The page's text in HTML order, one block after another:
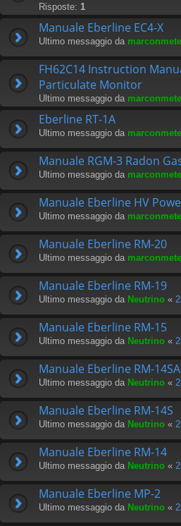
Risposte: 1
Manuale Eberline EC4-X
Ultimo messaggio da
FH62C14 Instruction
Particulate Monitor
Ultimo messaggio da
Eberline RT-1A
Ultimo messaggio da
Manuale RGM-3 Radon
Ultimo messaggio da
Manuale Eberline HV
Ultimo messaggio da
Manuale Eberline RM-20
Ultimo messaggio da
Manuale Eberline RM-19
Ultimo messaggio da Neutrino «
Manuale Eberline RM-15
Ultimo messaggio da Neutrino «
Manuale Eberline RM-14SA
Ultimo messaggio da Neutrino «
Manuale Eberline RM-14S
Ultimo messaggio da Neutrino «
Manuale Eberline RM-14
Ultimo messaggio da Neutrino «
Manuale Eberline MP-2
Ultimo messaggio da Neutrino «